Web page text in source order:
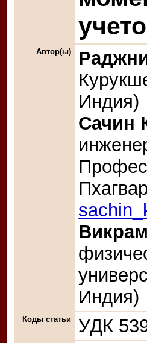
Автор(ы)
Индия)
Сачин
Индия)
Коды статьи УДК